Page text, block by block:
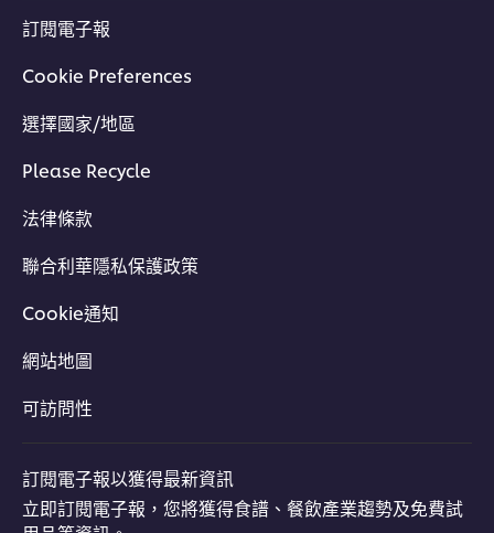
訂閱電子報
Cookie Preferences
選擇國家/地區
Please Recycle
法律條款
聯合利華隱私保護政策
Cookie通知
網站地圖
可訪問性
訂閱電子報以獲得最新資訊
立即訂閱電子報，您將獲得食譜、餐飲產業趨勢及免費試